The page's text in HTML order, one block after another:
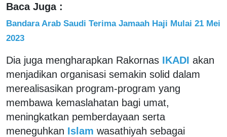
Baca Juga :
Bandara Arab Saudi Terima Jamaah Haji Mulai 21 Mei
2023
Dia juga mengharapkan Rakornas IKADI akan
menjadikan organisasi semakin solid dalam
merealisasikan program-program yang
membawa kemaslahatan bagi umat,
meningkatkan pemberdayaan serta
meneguhkan Islam wasathiyah sebagai